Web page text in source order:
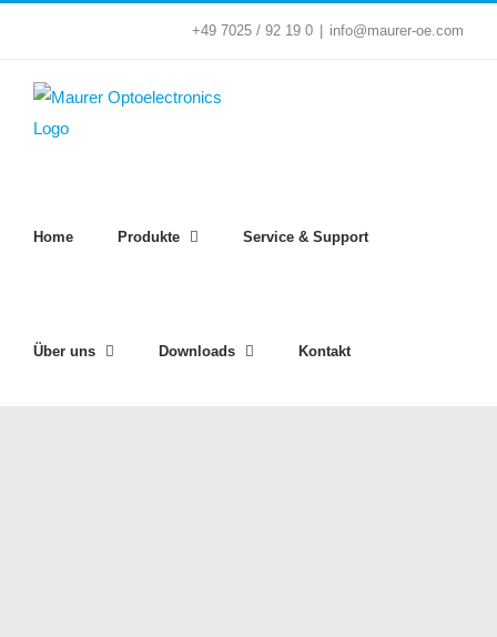
+49 7025 / 92 19 0 info@maurer-oe.com
Home Produkte Service & Support
Über uns Downloads Kontakt